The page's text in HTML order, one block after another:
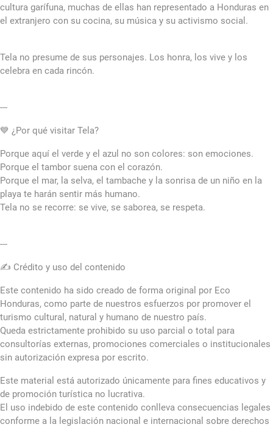
cultura garífuna, muchas de ellas han representado a Honduras en
el extranjero con su cocina, su música y su activismo social.
Tela no presume de sus personajes. Los honra, los vive y los
celebra en cada rincón.
---
💙 ¿Por qué visitar Tela?
Porque aquí el verde y el azul no son colores: son emociones.
Porque el tambor suena con el corazón.
Porque el mar, la selva, el tambache y la sonrisa de un niño en la
playa te harán sentir más humano.
Tela no se recorre: se vive, se saborea, se respeta.
---
✍️ Crédito y uso del contenido
Este contenido ha sido creado de forma original por Eco
Honduras, como parte de nuestros esfuerzos por promover el
turismo cultural, natural y humano de nuestro país.
Queda estrictamente prohibido su uso parcial o total para
consultorías externas, promociones comerciales o institucionales
sin autorización expresa por escrito.
Este material está autorizado únicamente para fines educativos y
de promoción turística no lucrativa.
El uso indebido de este contenido conlleva consecuencias legales
conforme a la legislación nacional e internacional sobre derechos